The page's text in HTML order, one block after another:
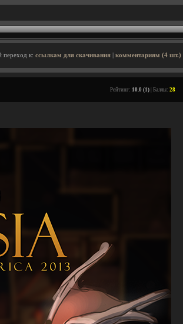
переход к: ссылкам для скачивания комментариям (4 шт.)
Рейтинг: 10.0 (1) | Баллы: 28